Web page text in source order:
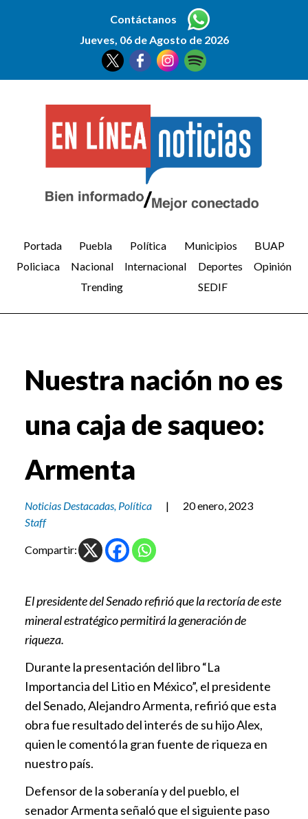
Contáctanos
Jueves, 06 de Agosto de 2026
Portada Puebla Política Municipios
BUAP
Policiaca
Nacional Internacional Deportes
Opinión
Trending
SEDIF
Nuestra nación no es
una caja de saqueo:
Armenta
Noticias Destacadas, Política |
20 enero, 2023
Staff
Compartir:
El presidente del Senado refirió que la rectoría de este
mineral estratégico permitirá la generación de
riqueza.
Durante la presentación del libro “La
Importancia del Litio en México”, el presidente
del Senado, Alejandro Armenta, refirió que esta
obra fue resultado del interés de su hijo Alex,
quien le comentó la gran fuente de riqueza en
nuestro país.
Defensor de la soberanía y del pueblo, el
senador Armenta señaló que el siguiente paso